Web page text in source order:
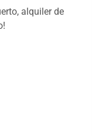
alquiler de